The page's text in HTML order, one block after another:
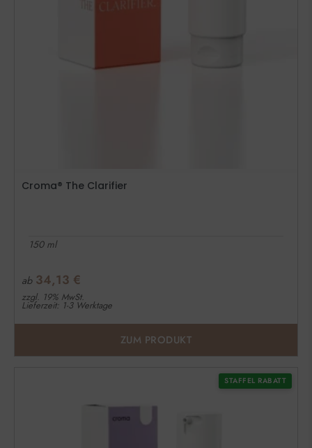
Croma® The Clarifier
150 ml
ab 34,13 €
zzgl. 19% MwSt.
Lieferzeit: 1-3 Werktage
ZUM PRODUKT
STAFFEL RABATT